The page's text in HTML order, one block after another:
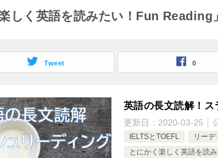
楽しく英語を読みたい！Fun Reading
Tweet 0
英語の長文読解！
更新日： 2020-03-25
IELTSとTOEFL
リー
とにかく楽しく英語を読